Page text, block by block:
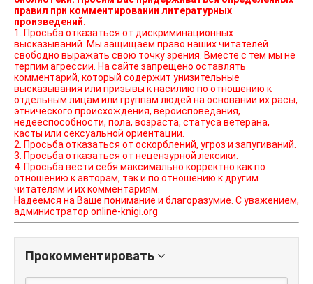
правил при комментировании литературных
произведений.
1. Просьба отказаться от дискриминационных
высказываний. Мы защищаем право наших читателей
свободно выражать свою точку зрения. Вместе с тем мы не
терпим агрессии. На сайте запрещено оставлять
комментарий, который содержит унизительные
высказывания или призывы к насилию по отношению к
отдельным лицам или группам людей на основании их расы,
этнического происхождения, вероисповедания,
недееспособности, пола, возраста, статуса ветерана,
касты или сексуальной ориентации.
2. Просьба отказаться от оскорблений, угроз и запугиваний.
3. Просьба отказаться от нецензурной лексики.
4. Просьба вести себя максимально корректно как по
отношению к авторам, так и по отношению к другим
читателям и их комментариям.
Надеемся на Ваше понимание и благоразумие. С уважением,
администратор online-knigi.org
Прокомментировать